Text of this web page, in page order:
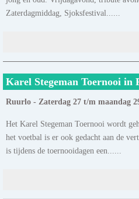
Zaterdagmiddag, Sjoksfestival......
Karel Stegeman Toernooi in
Ruurlo - Zaterdag 27 t/m maandag
Het Karel Stegeman Toernooi wordt
het voetbal is er ook gedacht aan de
is tijdens de toernooidagen een......